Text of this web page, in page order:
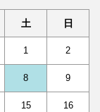
土 日
1 2
8 9
15 16